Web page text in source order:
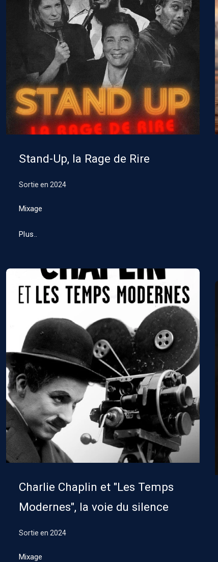
Stand-Up, la Rage de Rire
Sortie en 2024
Mixage
Plus..
Charlie Chaplin et "Les Temps
Modernes", la voie du silence
Sortie en 2024
Mixage